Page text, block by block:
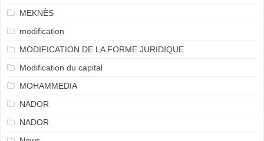
MEKNÈS
modification
MODIFICATION DE LA FORME JURIDIQUE
Modification du capital
MOHAMMEDIA
NADOR
NADOR